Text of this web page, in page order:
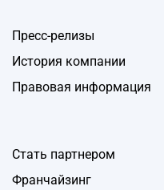
Пресс-релизы
История компании
Правовая информация
Стать партнером
Франчайзинг